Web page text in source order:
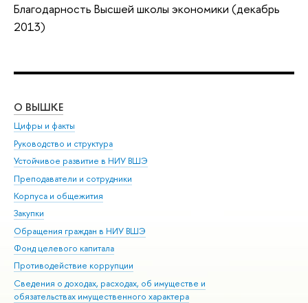
Благодарность Высшей школы экономики (декабрь
2013)
О ВЫШКЕ
Цифры и факты
Руководство и структура
Устойчивое развитие в НИУ ВШЭ
Преподаватели и сотрудники
Корпуса и общежития
Закупки
Обращения граждан в НИУ ВШЭ
Фонд целевого капитала
Противодействие коррупции
Сведения о доходах, расходах, об имуществе и
обязательствах имущественного характера